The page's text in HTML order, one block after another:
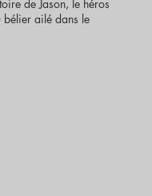
de Jason, le héros
ailé dans le